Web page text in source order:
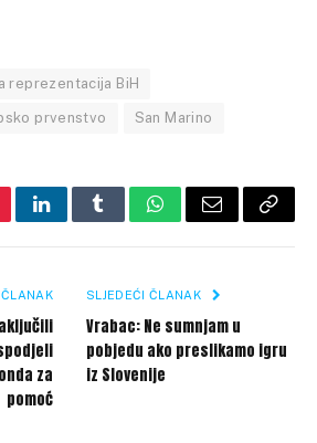
reprezentacija BiH
prvenstvo San Marino
LinkedInTumblrWhatsApp
Email Copy
za
pomoć
SLJEDEĆI ČLANAK
Vrabac: Ne sumnjam u
pobjedu ako preslikamo igru
iz Slovenije